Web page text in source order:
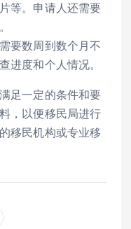
等。申请人还需要
要数周到数个月不
进度和个人情况。
足一定的条件和要
，以便移民局进行
移民机构或专业移